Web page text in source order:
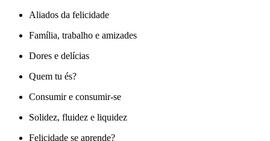
Aliados da felicidade
Família, trabalho e amizades
Dores e delícias
Quem tu és?
Consumir e consumir-se
Solidez, fluidez e liquidez
Felicidade se aprende?